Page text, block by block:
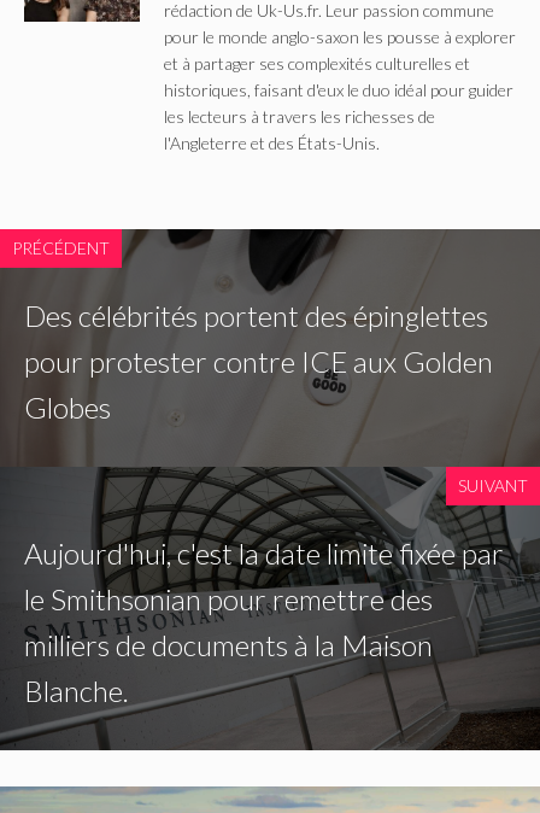
rédaction de Uk-Us.fr. Leur passion commune
pour le monde anglo-saxon les pousse à explorer
et à partager ses complexités culturelles et
historiques, faisant d'eux le duo idéal pour guider
les lecteurs à travers les richesses de
l'Angleterre et des États-Unis.
PRÉCÉDENT
Des célébrités portent des épinglettes
pour protester contre ICE aux Golden
Globes
SUIVANT
Aujourd'hui, c'est la date limite fixée par
le Smithsonian pour remettre des
milliers de documents à la Maison
Blanche.